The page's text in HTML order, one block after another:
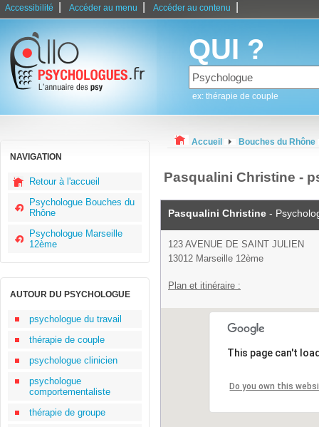
Accessibilité Accéder au menu Accéder au contenu
QUI ?
ex: thérapie de couple
NAVIGATION
Retour à l'accueil
Psychologue Bouches du
Rhône
Psychologue Marseille
12ème
AUTOUR DU PSYCHOLOGUE
psychologue du travail
thérapie de couple
psychologue clinicien
psychologue
comportementaliste
thérapie de groupe
Accueil Bouches du Rhône
Pasqualini Christine -
Pasqualini Christine -
123 AVENUE DE SAINT JULIEN
13012 Marseille 12ème
Plan et itinéraire :
This page can't
Do you own this